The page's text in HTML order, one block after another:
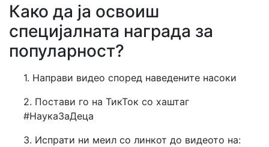
Како да ја освоиш
специјалната награда за
популарност?
1. Направи видео според наведените насоки
2. Постави го на ТикТок со хаштаг
#НаукаЗаДеца
3. Испрати ни меил со линкот до видеото на: